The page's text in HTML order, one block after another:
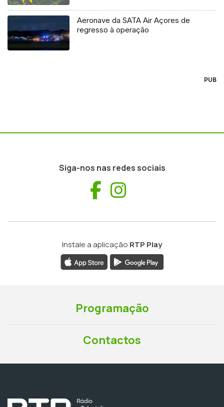
Aeronave da SATA Air Açores de
regresso à operação
PUB
Siga-nos nas redes sociais
Facebook
Instale a aplicação RTP Play
Programação
Contactos